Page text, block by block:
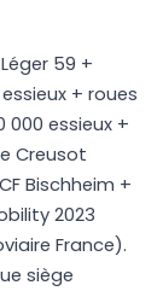
59 +
+ roues
essieux +
Creusot
Bischheim +
2023
France).
siège